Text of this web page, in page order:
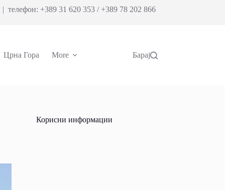
телефон: +389 31 620 353 / +389 78 202 866
Црна Гора More Барај
Корисни информации